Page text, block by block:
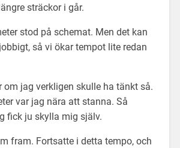
sträckor i går.
stod på schemat. Men det kan
så vi ökar tempot lite redan
om jag verkligen skulle ha tänkt så.
var jag nära att stanna. Så
fick ju skylla mig själv.
fram. Fortsatte i detta tempo, och